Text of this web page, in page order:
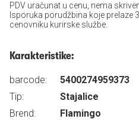
PDV uračunat u cenu, nema
Isporuka porudžbina koje prelaze
cenovniku kurirske službe.
Karakteristike:
barcode:
5400274959373
Tip:
Stajalice
Brend:
Flamingo